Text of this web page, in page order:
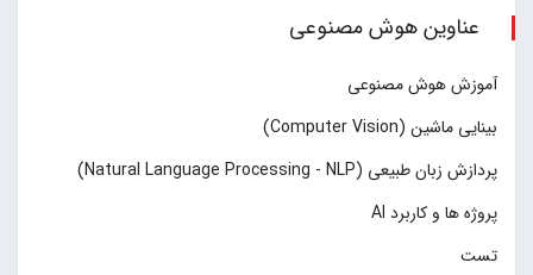
عناوین هوش مصنوعی
آموزش هوش مصنوعی
بینایی ماشین (Computer Vision)
پردازش زبان طبیعی (Natural Language Processing - NLP)
پروژه ها و کاربرد AI
تست